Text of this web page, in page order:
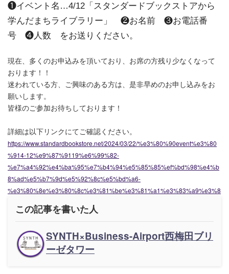
❶イベント名…4/12「スタンダードブックストアから
学んだまちライブラリー」
❷お名前 ❸お電話番
号 ❹人数 をお送りください。
現在、多くのお申込みを頂いており、お席の方残り少なくなって
おります！！
迷われている方、ご興味のある方は、是非早めのお申し込みをお
願いします。
皆様のご参加お待ちしております！
詳細は以下リンクにてご確認ください。
https://www.standardbookstore.net/2024/03/22/%e3%80%90event%e3%80
%914-12%e9%87%9119%e6%99%82-
%e7%a4%92%e4%ba%95%e7%b4%94%e5%85%85%ef%bd%98%e4%b
8%ad%e5%b7%9d%e5%92%8c%e5%bd%a6-
%e3%80%8e%e3%80%8c%e3%81%be%e3%81%a1%e3%83%a9%e3%8
この記事を書いた人
SYNTH×Business-Airport西梅田ブリ
ーゼタワー